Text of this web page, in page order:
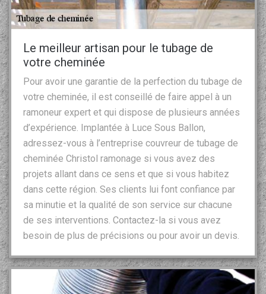
Le meilleur artisan pour le tubage de
votre cheminée
Pour avoir une garantie de la perfection du tubage de
votre cheminée, il est conseillé de faire appel à un
ramoneur expert et qui dispose de plusieurs années
d’expérience. Implantée à Luce Sous Ballon,
adressez-vous à l’entreprise couvreur de tubage de
cheminée Christol ramonage si vous avez des
projets allant dans ce sens et que si vous habitez
dans cette région. Ses clients lui font confiance par
sa minutie et la qualité de son service sur chacune
de ses interventions. Contactez-la si vous avez
besoin de plus de précisions ou pour avoir un devis.